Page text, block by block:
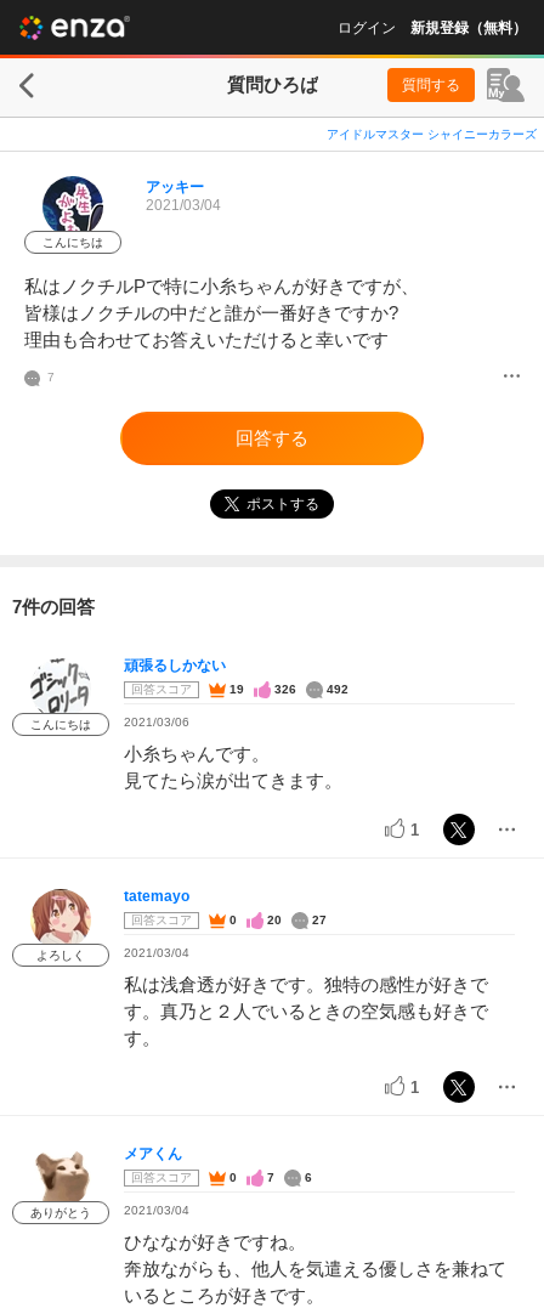
ログイン 新規登録（無料）
質問ひろば 質問する
アイドルマスター シャイニーカラーズ
こんにちは
アッキー
2021/03/04
私はノクチルPで特に小糸ちゃんが好きですが、
皆様はノクチルの中だと誰が一番好きですか?
理由も合わせてお答えいただけると幸いです
7
回答する
ポストする
7件の回答
こんにちは
頑張るしかない
回答スコア 19 326 492
2021/03/06
小糸ちゃんです。
見てたら涙が出てきます。
1
よろしく
tatemayo
回答スコア 0 20 27
2021/03/04
私は浅倉透が好きです。独特の感性が好きで
す。真乃と２人でいるときの空気感も好きで
す。
1
ありがとう
メアくん
回答スコア 0 7 6
2021/03/04
ひななが好きですね。
奔放ながらも、他人を気遣える優しさを兼ねて
いるところが好きです。